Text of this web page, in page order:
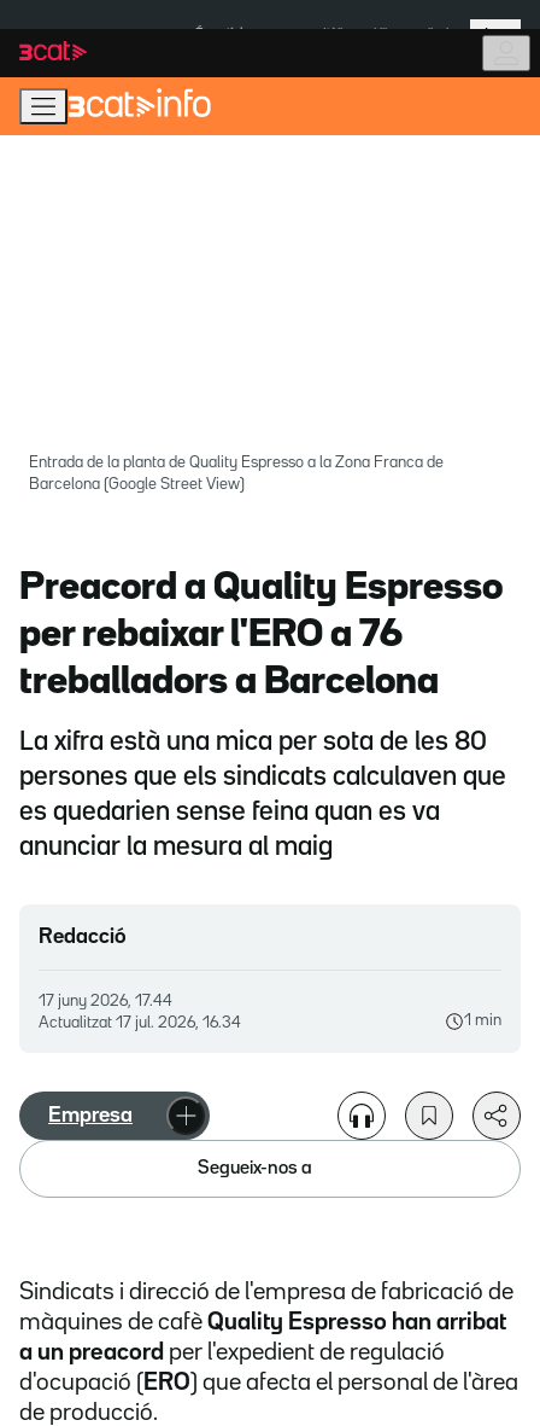
navegació
principal
contingut
Més
Entrada de la planta de Quality Espresso a la Zona Franca de
Barcelona (Google Street View)
Preacord a Quality Espresso
per rebaixar l'ERO a 76
treballadors a Barcelona
La xifra està una mica per sota de les 80
persones que els sindicats calculaven que
es quedarien sense feina quan es va
anunciar la mesura al maig
Redacció
17 juny 2026, 17.44
Actualitzat 17 jul. 2026, 16.34 1 min
Empresa
Segueix-nos a
Sindicats i direcció de l'empresa de fabricació de
màquines de cafè Quality Espresso han arribat
a un preacord per l'expedient de regulació
d'ocupació ( ERO) que afecta el personal de l'àrea
de producció.